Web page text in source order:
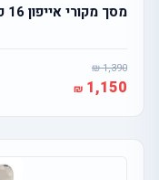
מסך מקורי אייפון 16 פרו מקס
1,390
1,150